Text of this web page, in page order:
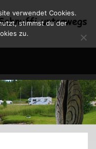
verwendet Cookies.
stimmst du der
zu.